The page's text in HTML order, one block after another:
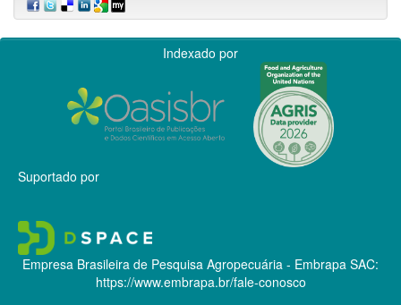
Indexado por
Suportado por
Empresa Brasileira de Pesquisa Agropecuária - Embrapa SAC:
https://www.embrapa.br/fale-conosco